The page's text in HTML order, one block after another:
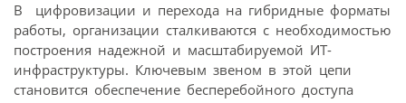
В цифровизации и перехода на гибридные форматы
работы, организации сталкиваются с необходимостью
построения надежной и масштабируемой ИТ-
инфраструктуры. Ключевым звеном в этой цепи
становится обеспечение бесперебойного доступа